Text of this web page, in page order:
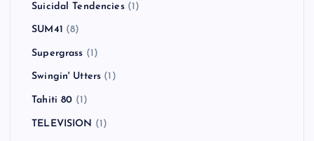
Suicidal Tendencies(1)
SUM41 (8)
Supergrass (1)
Swingin' Utters (1)
Tahiti 80 (1)
TELEVISION (1)